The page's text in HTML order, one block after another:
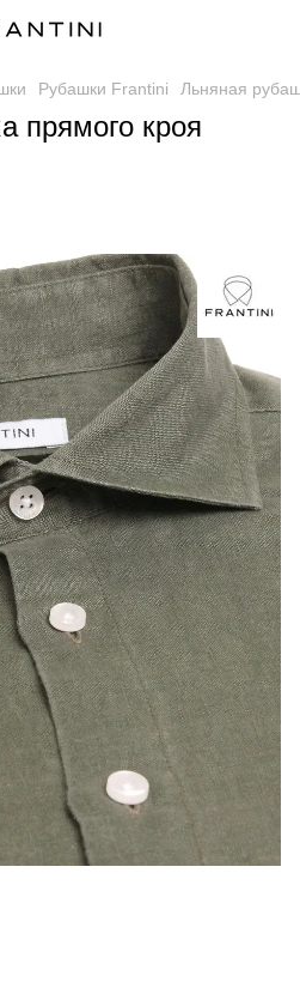
Рубашки Frantini Льняная
прямого кроя